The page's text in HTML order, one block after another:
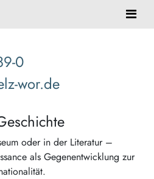
0
wor.de
oder in der Literatur –
als Gegenentwicklung zur